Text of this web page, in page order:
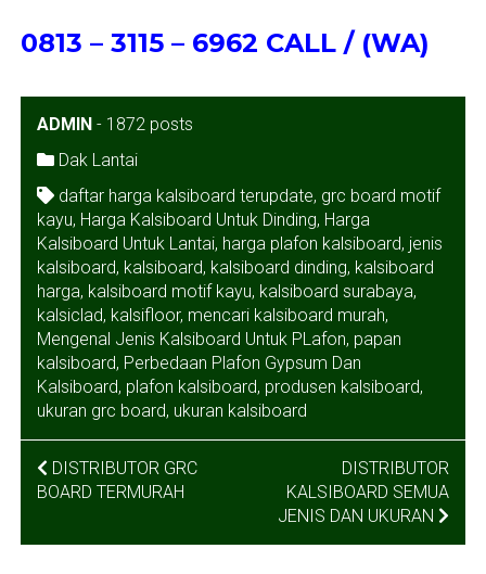
0813 – 3115 – 6962 CALL / (WA)
ADMIN- 1872 posts
Dak Lantai
daftar harga kalsiboard terupdate, grc board motif
kayu, Harga Kalsiboard Untuk Dinding, Harga
Kalsiboard Untuk Lantai, harga plafon kalsiboard, jenis
kalsiboard, kalsiboard, kalsiboard dinding, kalsiboard
harga, kalsiboard motif kayu, kalsiboard surabaya,
kalsiclad, kalsifloor, mencari kalsiboard murah,
Mengenal Jenis Kalsiboard Untuk PLafon, papan
kalsiboard, Perbedaan Plafon Gypsum Dan
Kalsiboard, plafon kalsiboard, produsen kalsiboard,
ukuran grc board, ukuran kalsiboard
NAVIGASI
DISTRIBUTOR GRC
BOARD TERMURAH
DISTRIBUTOR
KALSIBOARD SEMUA
JENIS DAN UKURAN